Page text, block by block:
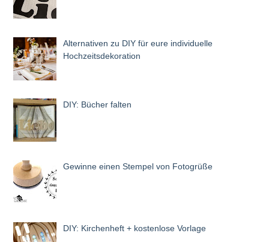
Alternativen zu DIY für eure individuelle
Hochzeitsdekoration
DIY: Bücher falten
Gewinne einen Stempel von Fotogrüße
DIY: Kirchenheft + kostenlose Vorlage